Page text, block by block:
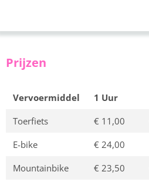
Prijzen
Vervoermiddel 1 Uur
Toerfiets
€ 11,00
E-bike
€ 24,00
Mountainbike
€ 23,50